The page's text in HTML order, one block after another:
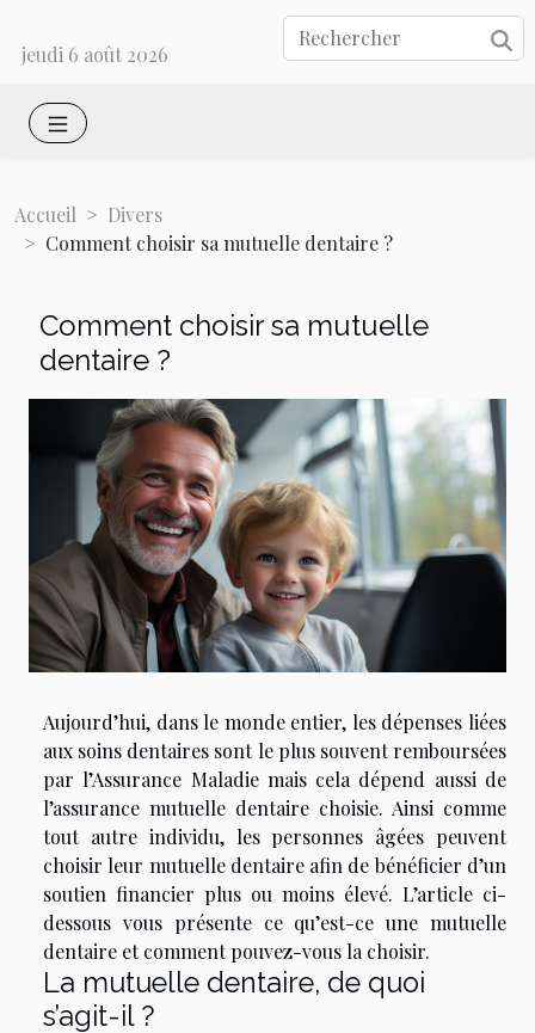
jeudi 6 août 2026
Accueil
Divers
Comment choisir sa mutuelle dentaire ?
Comment choisir sa mutuelle
dentaire ?
Aujourd’hui, dans le monde entier, les dépenses liées
aux soins dentaires sont le plus souvent remboursées
par l’Assurance Maladie mais cela dépend aussi de
l’assurance mutuelle dentaire choisie. Ainsi comme
tout autre individu, les personnes âgées peuvent
choisir leur mutuelle dentaire afin de bénéficier d’un
soutien financier plus ou moins élevé. L’article ci-
dessous vous présente ce qu’est-ce une mutuelle
dentaire et comment pouvez-vous la choisir.
La mutuelle dentaire, de quoi
s’agit-il ?